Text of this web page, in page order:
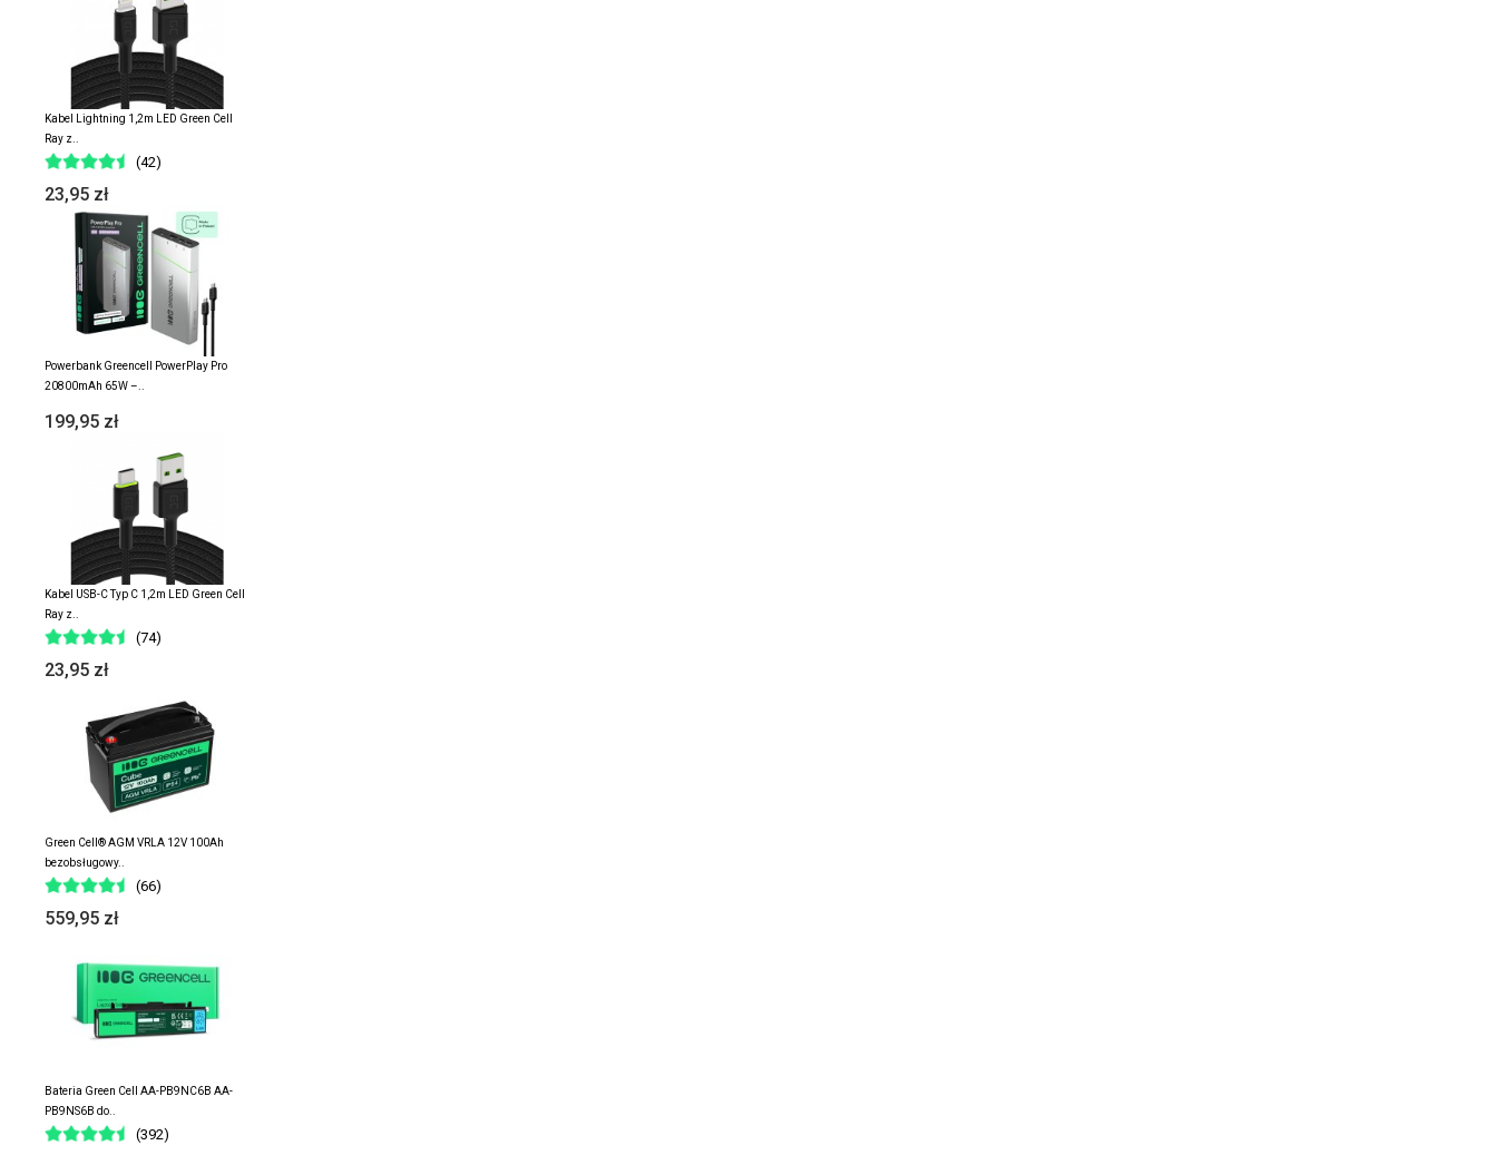
Kabel Lightning 1,2m LED Green Cell
Ray z..
(42)
23,95 zł
Powerbank Greencell PowerPlay Pro
20800mAh 65W –..
199,95 zł
Kabel USB-C Typ C 1,2m LED Green Cell
Ray z..
(74)
23,95 zł
Green Cell® AGM VRLA 12V 100Ah
bezobsługowy..
(66)
559,95 zł
Bateria Green Cell AA-PB9NC6B AA-
PB9NS6B do..
(392)